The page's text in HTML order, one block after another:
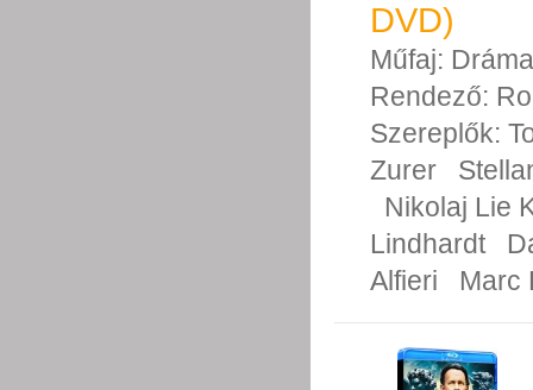
DVD)
Műfaj: Dráma
Rendező:
Szereplők:
Zurer
Nikolaj Lie
Lindhardt
Alfieri
Marc